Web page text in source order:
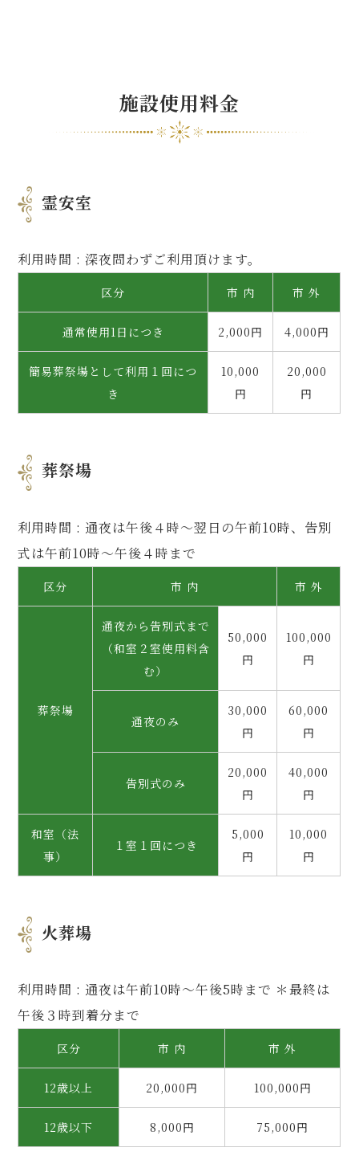
施設使用料金
霊安室
利用時間 : 深夜問わずご利用頂けます。
区分 市 内 市 外
通常使用1日につき 2,000円 4,000円
簡易葬祭場として利用１回につ
き
10,000
円
20,000
円
葬祭場
利用時間 : 通夜は午後４時～翌日の午前10時、告別
式は午前10時～午後４時まで
区分 市 内 市 外
葬祭場
通夜から告別式まで
（和室２室使用料含
む）
50,000
円
100,000
円
通夜のみ
30,000
円
60,000
円
告別式のみ
20,000
円
40,000
円
和室（法
事）
１室１回につき
5,000
円
10,000
円
火葬場
利用時間 : 通夜は午前10時～午後5時まで ＊最終は
午後３時到着分まで
区分 市 内 市 外
12歳以上 20,000円 100,000円
12歳以下 8,000円 75,000円